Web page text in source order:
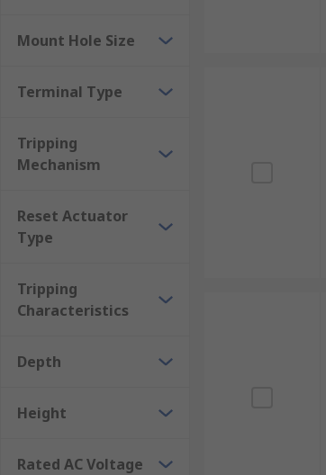
Mount Hole Size
Terminal Type
Tripping
Mechanism
Reset Actuator
Type
Tripping
Characteristics
Depth
Height
Rated AC Voltage